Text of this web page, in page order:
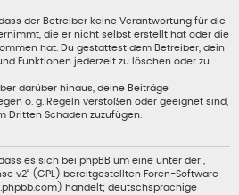
der Betreiber keine Verantwortung für die
die er nicht selbst erstellt hat oder die
hat. Du gestattest dem Betreiber, dein
Funktionen jederzeit zu löschen oder zu
darüber hinaus, deine Beiträge
o. g. Regeln verstoßen oder geeignet sind,
Dritten Schaden zuzufügen.
es sich bei phpBB um eine unter der „
v2“ (GPL) bereitgestellten Foren-Software
handelt; deutschsprachige